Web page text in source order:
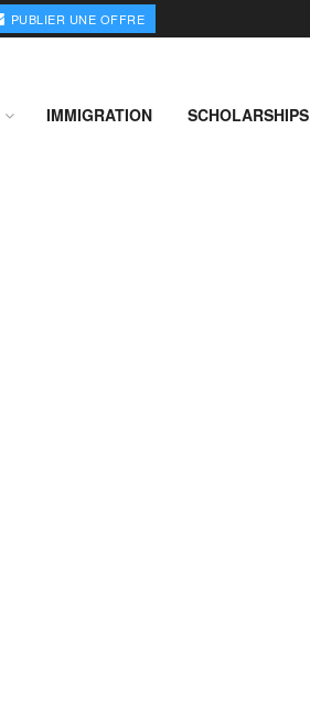
PUBLIER UNE OFFRE
IMMIGRATION SCHOLARSHIPS